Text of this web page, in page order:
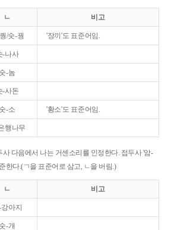
ㄴ 비고
/숫-꿩 '장끼'도 표준어임.
-나사
숫-놈
-사돈
숫-소 '황소'도 표준어임.
행나무
사 다음에서 나는 거센소리를 인정한다. 접두사 '암-
한다.(ㄱ을 표준어로 삼고, ㄴ을 버림.)
ㄴ 비고
아지
숫-개